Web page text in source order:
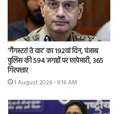
‘गैंगस्टरां ते वार’ का 192वां दिन, पंजाब
पुलिस की 594 जगहों पर छापेमारी, 365
गिरफ्तार
1 August 2026 - 9:16 AM